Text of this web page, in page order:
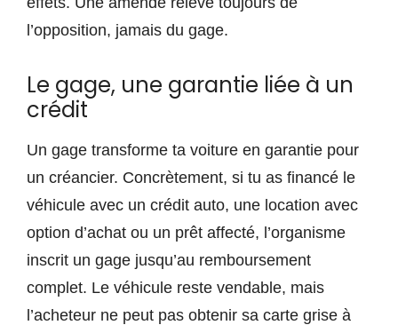
l’opposition, jamais du gage.
Le gage, une garantie liée à un
crédit
Un gage transforme ta voiture en garantie pour
un créancier. Concrètement, si tu as financé le
véhicule avec un crédit auto, une location avec
option d’achat ou un prêt affecté, l’organisme
inscrit un gage jusqu’au remboursement
complet. Le véhicule reste vendable, mais
l’acheteur ne peut pas obtenir sa carte grise à